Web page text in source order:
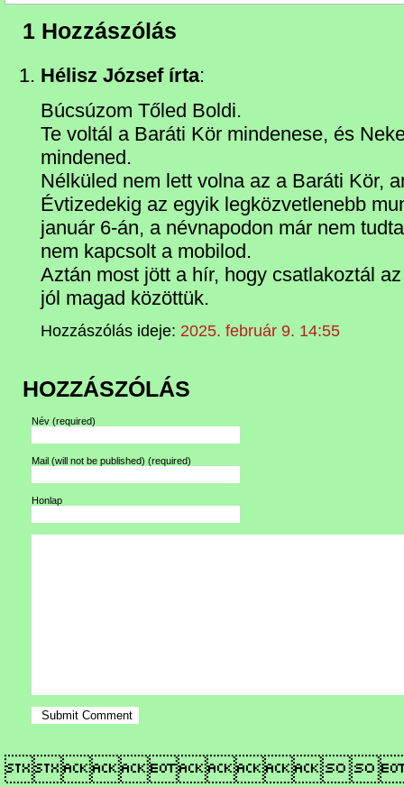
1 Hozzászólás
Hélisz József írta:
Búcsúzom Tőled Boldi.
Te voltál a Baráti Kör mindenese, és
mindened.
Nélküled nem lett volna az a Baráti Kör,
Évtizedekig az egyik legközvetlenebb
január 6-án, a névnapodon már nem
nem kapcsolt a mobilod.
Aztán most jött a hír, hogy csatlakoztál
jól magad közöttük.
Hozzászólás ideje: 2025. február 9. 14:55
HOZZÁSZÓLÁS
Név (required)
Mail (will not be published) (required)
Honlap